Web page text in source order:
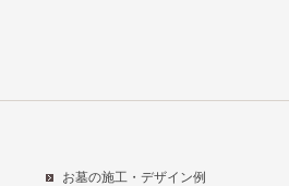
お墓の施工・デザイン例